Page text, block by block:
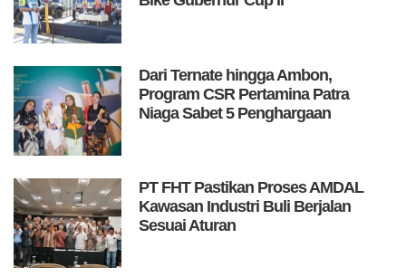
Dari Ternate hingga Ambon,
Program CSR Pertamina Patra
Niaga Sabet 5 Penghargaan
PT FHT Pastikan Proses AMDAL
Kawasan Industri Buli Berjalan
Sesuai Aturan